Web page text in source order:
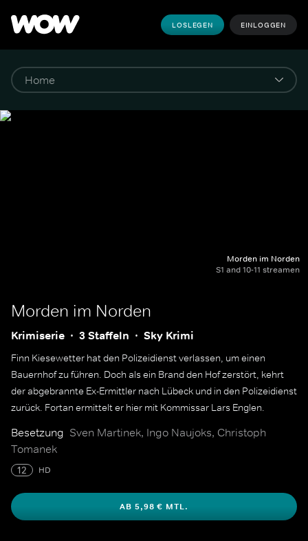
LOSLEGEN EINLOGGEN
Morden im Norden
S1 and 10-11 streamen
Morden im Norden
Krimiserie 3 Staffeln Sky Krimi
Finn Kiesewetter hat den Polizeidienst verlassen, um einen
Bauernhof zu führen. Doch als ein Brand den Hof zerstört, kehrt
der abgebrannte Ex-Ermittler nach Lübeck und in den Polizeidienst
zurück. Fortan ermittelt er hier mit Kommissar Lars Englen.
Besetzung Sven Martinek, Ingo Naujoks, Christoph
Tomanek
12 HD
AB 5,98 € MTL.